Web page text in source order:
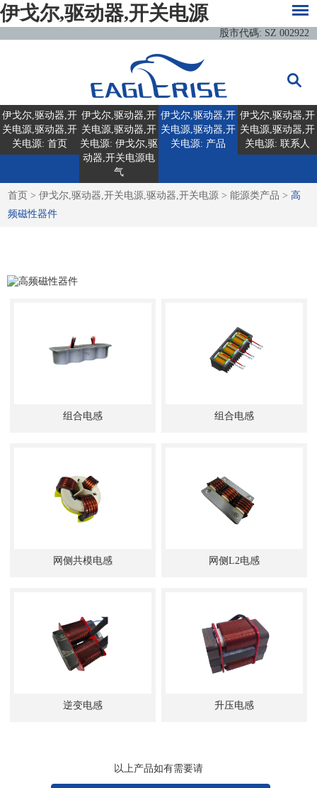
伊戈尔,驱动器,开关电源
股市代碼: SZ 002922
伊戈尔,驱动器,开
关电源,驱动器,开
关电源: 首页
伊戈尔,驱动器,开
关电源,驱动器,开
关电源: 伊戈尔,驱
动器,开关电源电
气
伊戈尔,驱动器,开
关电源,驱动器,开
关电源: 产品
伊戈尔,驱动器,开
关电源,驱动器,开
关电源: 联系人
首页 >伊戈尔,驱动器,开关电源,驱动器,开关电源 >能源类产品 >高
频磁性器件
组合电感 组合电感
网侧共模电感 网侧L2电感
逆变电感 升压电感
以上产品如有需要请